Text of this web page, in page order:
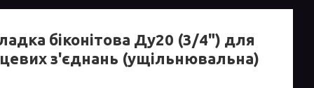
біконітова Ду20 (3/4") для
з'єднань (ущільнювальна)